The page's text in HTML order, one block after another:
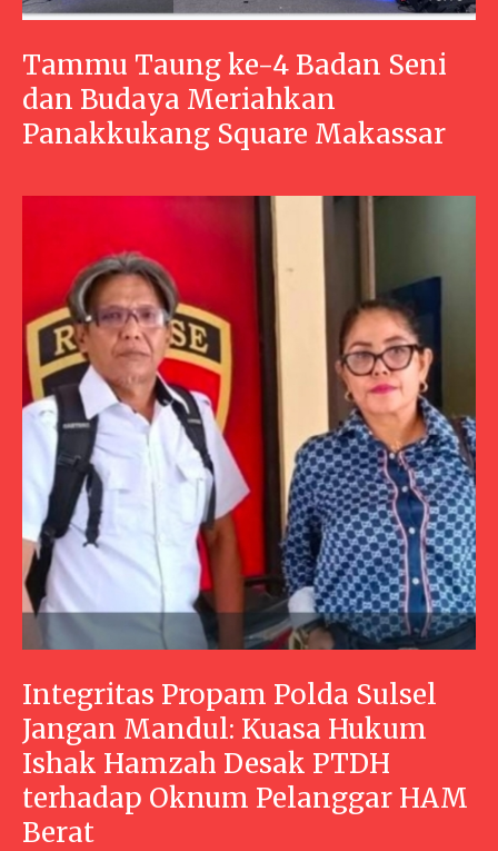
Tammu Taung ke-4 Badan Seni
dan Budaya Meriahkan
Panakkukang Square Makassar
Integritas Propam Polda Sulsel
Jangan Mandul: Kuasa Hukum
Ishak Hamzah Desak PTDH
terhadap Oknum Pelanggar HAM
Berat